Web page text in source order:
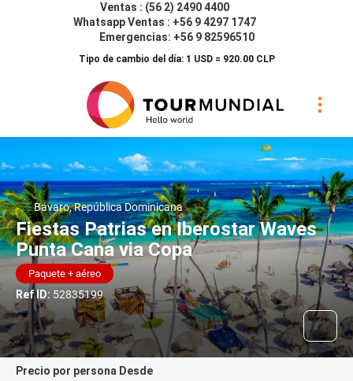
Ventas : (56 2) 2490 4400
Whatsapp Ventas : +56 9 4297 1747
Emergencias: +56 9 82596510
Tipo de cambio del día: 1 USD = 920.00 CLP
Bávaro, República Dominicana
Fiestas Patrias en Iberostar Waves
Punta Cana via Copa
Paquete + aéreo
Ref ID: 52835199
precio por persona Desde